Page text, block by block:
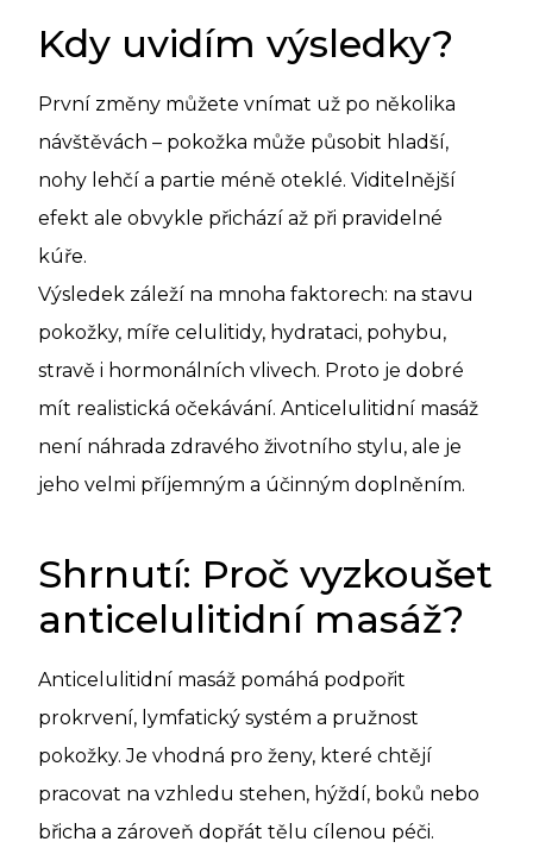
Kdy uvidím výsledky?
První změny můžete vnímat už po několika
návštěvách – pokožka může působit hladší,
nohy lehčí a partie méně oteklé. Viditelnější
efekt ale obvykle přichází až při pravidelné
kúře.
Výsledek záleží na mnoha faktorech: na stavu
pokožky, míře celulitidy, hydrataci, pohybu,
stravě i hormonálních vlivech. Proto je dobré
mít realistická očekávání. Anticelulitidní masáž
není náhrada zdravého životního stylu, ale je
jeho velmi příjemným a účinným doplněním.
Shrnutí: Proč vyzkoušet
anticelulitidní masáž?
Anticelulitidní masáž pomáhá podpořit
prokrvení, lymfatický systém a pružnost
pokožky. Je vhodná pro ženy, které chtějí
pracovat na vzhledu stehen, hýždí, boků nebo
břicha a zároveň dopřát tělu cílenou péči.